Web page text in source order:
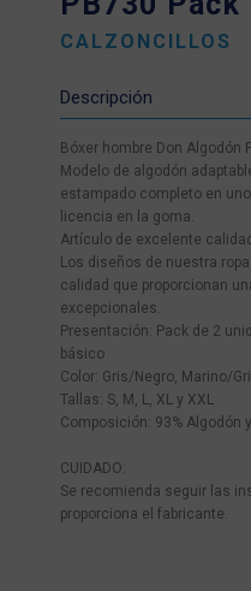
CALZONCILLOS
Descripción
Bóxer hombre Don Algodón
Modelo de algodón
estampado completo en
licencia en la goma.
Artículo de excelente
Los diseños de nuestra
calidad que proporcionan
excepcionales.
Presentación: Pack de 2
básico
Color: Gris/Negro, Marino/
Tallas: S, M, L, XL y XXL
Composición: 93% Algodón
CUIDADO:
Se recomienda seguir las
proporciona el fabricante.